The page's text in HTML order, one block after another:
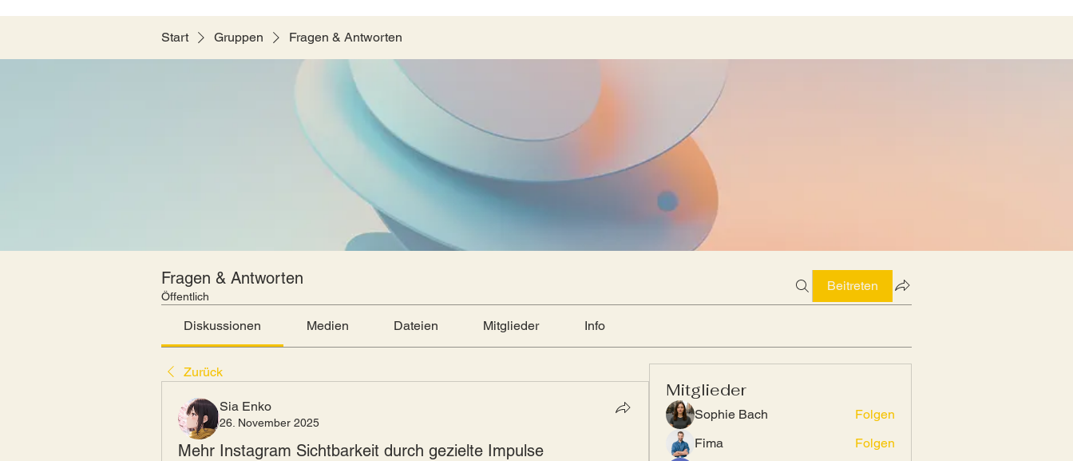
Start Gruppen Fragen & Antworten
Fragen & Antworten
Öffentlich
Beitreten
Diskussionen Medien Dateien Mitglieder Info
Zurück
Sia Enko
26. November 2025
Mehr Instagram Sichtbarkeit durch gezielte Impulse
Mitglieder
Sophie Bach
Folgen
Fima
Folgen